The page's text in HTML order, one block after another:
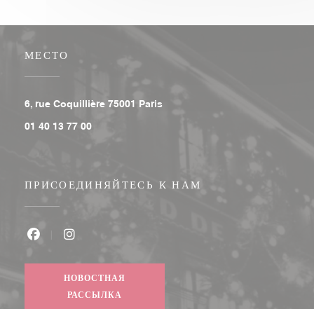
МЕСТО
6, rue Coquillière 75001 Paris
01 40 13 77 00
ПРИСОЕДИНЯЙТЕСЬ К НАМ
НОВОСТНАЯ
РАССЫЛКА